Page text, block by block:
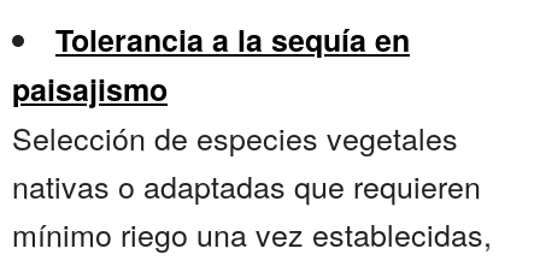
Tolerancia a la sequía en
paisajismo
Selección de especies vegetales
nativas o adaptadas que requieren
mínimo riego una vez establecidas,